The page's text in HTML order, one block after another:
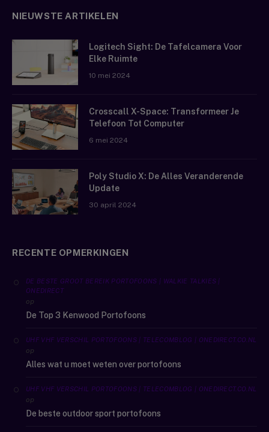
NIEUWSTE ARTIKELEN
Logitech Sight: De Tafelcamera Voor
Elke Ruimte
10 mei 2024
Crosscall X-Space: Transformeer Je
Telefoon Tot Computer
6 mei 2024
Poly Studio X: De Alles Veranderende
Update
30 april 2024
RECENTE OPMERKINGEN
DE BESTE GROOT BEREIK PORTOFOONS | WALKIE TALKIES |
ONEDIRECT
op
De Top 3 Kenwood Portofoons
UHF VHF VERSCHIL PORTOFOONS | TELECOMBLOG | ONEDIRECT.CO.NL
op
Alles wat u moet weten over portofoons
UHF VHF VERSCHIL PORTOFOONS | TELECOMBLOG | ONEDIRECT.CO.NL
op
De beste outdoor sport portofoons